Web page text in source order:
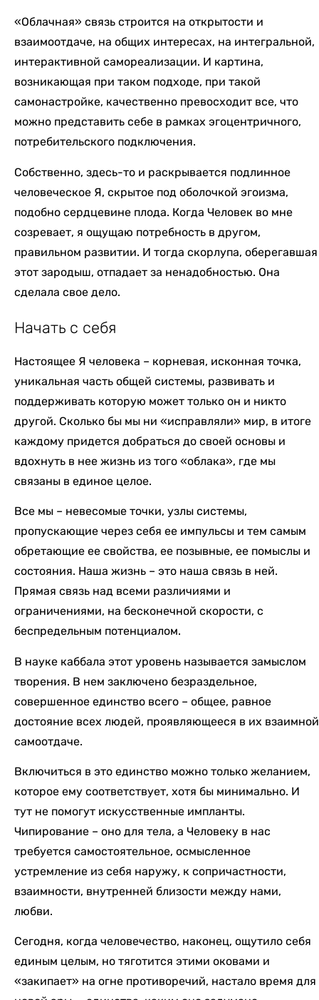
«Облачная» связь строится на открытости и
взаимоотдаче, на общих интересах, на интегральной,
интерактивной самореализации. И картина,
возникающая при таком подходе, при такой
самонастройке, качественно превосходит все, что
можно представить себе в рамках эгоцентричного,
потребительского подключения.
Собственно, здесь-то и раскрывается подлинное
человеческое Я, скрытое под оболочкой эгоизма,
подобно сердцевине плода. Когда Человек во мне
созревает, я ощущаю потребность в другом,
правильном развитии. И тогда скорлупа, оберегавшая
этот зародыш, отпадает за ненадобностью. Она
сделала свое дело.
Начать с себя
Настоящее Я человека – корневая, исконная точка,
уникальная часть общей системы, развивать и
поддерживать которую может только он и никто
другой. Сколько бы мы ни «исправляли» мир, в итоге
каждому придется добраться до своей основы и
вдохнуть в нее жизнь из того «облака», где мы
связаны в единое целое.
Все мы – невесомые точки, узлы системы,
пропускающие через себя ее импульсы и тем самым
обретающие ее свойства, ее позывные, ее помыслы и
состояния. Наша жизнь – это наша связь в ней.
Прямая связь над всеми различиями и
ограничениями, на бесконечной скорости, с
беспредельным потенциалом.
В науке каббала этот уровень называется замыслом
творения. В нем заключено безраздельное,
совершенное единство всего – общее, равное
достояние всех людей, проявляющееся в их взаимной
самоотдаче.
Включиться в это единство можно только желанием,
которое ему соответствует, хотя бы минимально. И
тут не помогут искусственные импланты.
Чипирование – оно для тела, а Человеку в нас
требуется самостоятельное, осмысленное
устремление из себя наружу, к сопричастности,
взаимности, внутренней близости между нами,
любви.
Сегодня, когда человечество, наконец, ощутило себя
единым целым, но тяготится этими оковами и
«закипает» на огне противоречий, настало время для